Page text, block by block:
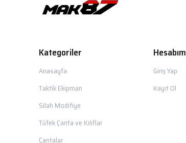
Kategoriler
Anasayfa
Taktik Ekipman
Silah Modifiye
Tüfek Çanta ve Kılıflar
Çantalar
Hesabım
Giriş Yap
Kayıt Ol